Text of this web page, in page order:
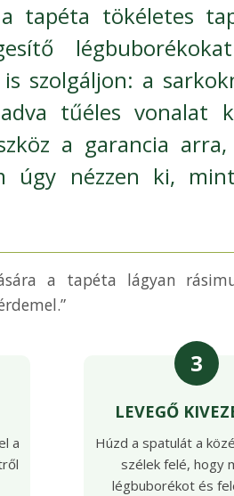
tapéta tökéletes
szolgáljon: a
tűéles vonalat
a garancia
úgy nézzen ki,
a tapéta lágyan
a
3
LEVEGŐ
Húzd a spatulát a
szélek felé, hogy
légbuborékot és